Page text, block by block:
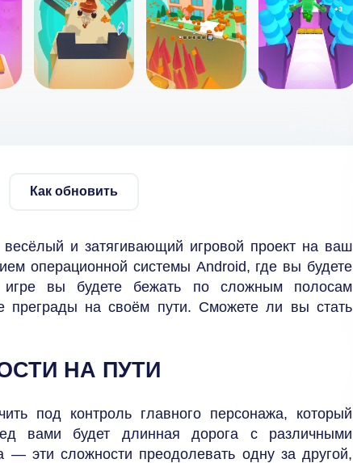
Как обновить
и затягивающий игровой проект на ваш
операционной системы Android, где вы будете
вы будете бежать по сложным полосам
преграды на своём пути. Сможете ли вы стать
НА ПУТИ
под контроль главного персонажа, который
вами будет длинная дорога с различными
эти сложности преодолевать одну за другой,